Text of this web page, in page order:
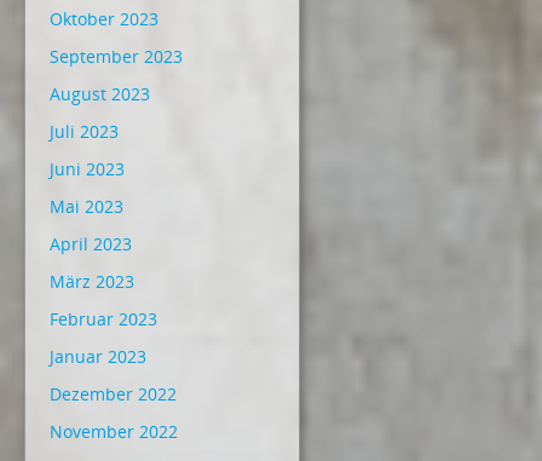
Oktober 2023
September 2023
August 2023
Juli 2023
Juni 2023
Mai 2023
April 2023
März 2023
Februar 2023
Januar 2023
Dezember 2022
November 2022